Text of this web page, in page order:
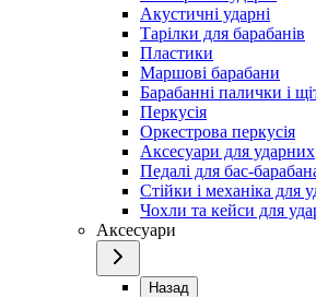
Акустичні ударні
Тарілки для барабанів
Пластики
Маршові барабани
Барабанні палички і
Перкусія
Оркестрова перкусія
Аксесуари для ударних
Педалі для бас-
Стійки і механіка для
Чохли та кейси для
Аксесуари
Назад